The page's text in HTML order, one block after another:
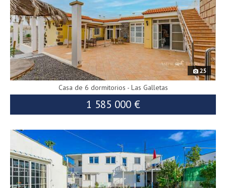
25
Casa de 6 dormitorios - Las Galletas
1 585 000 €